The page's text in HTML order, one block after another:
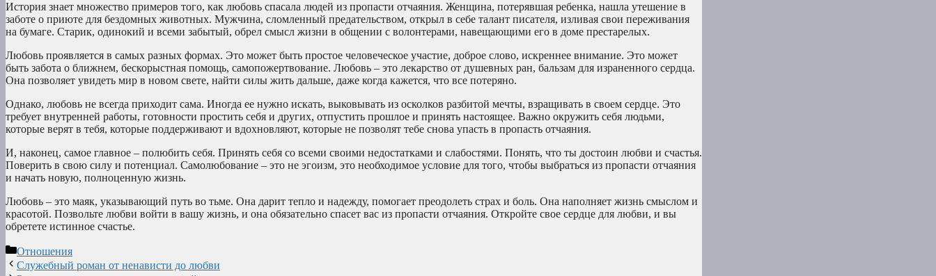
История знает множество примеров того, как любовь спасала людей из пропасти отчаяния. Женщина, потерявшая ребенка, нашла утешение в
заботе о приюте для бездомных животных. Мужчина, сломленный предательством, открыл в себе талант писателя, изливая свои переживания
на бумаге. Старик, одинокий и всеми забытый, обрел смысл жизни в общении с волонтерами, навещающими его в доме престарелых.
Любовь проявляется в самых разных формах. Это может быть простое человеческое участие, доброе слово, искреннее внимание. Это может
быть забота о ближнем, бескорыстная помощь, самопожертвование. Любовь – это лекарство от душевных ран, бальзам для израненного сердца.
Она позволяет увидеть мир в новом свете, найти силы жить дальше, даже когда кажется, что все потеряно.
Однако, любовь не всегда приходит сама. Иногда ее нужно искать, выковывать из осколков разбитой мечты, взращивать в своем сердце. Это
требует внутренней работы, готовности простить себя и других, отпустить прошлое и принять настоящее. Важно окружить себя людьми,
которые верят в тебя, которые поддерживают и вдохновляют, которые не позволят тебе снова упасть в пропасть отчаяния.
И, наконец, самое главное – полюбить себя. Принять себя со всеми своими недостатками и слабостями. Понять, что ты достоин любви и счастья.
Поверить в свою силу и потенциал. Самолюбование – это не эгоизм, это необходимое условие для того, чтобы выбраться из пропасти отчаяния
и начать новую, полноценную жизнь.
Любовь – это маяк, указывающий путь во тьме. Она дарит тепло и надежду, помогает преодолеть страх и боль. Она наполняет жизнь смыслом и
красотой. Позвольте любви войти в вашу жизнь, и она обязательно спасет вас из пропасти отчаяния. Откройте свое сердце для любви, и вы
обретете истинное счастье.
Рубрики
Отношения
Служебный роман от ненависти до любви